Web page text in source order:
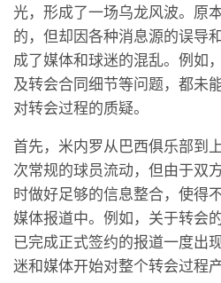
光，形成了一场乌龙风波。原
的，但却因各种消息源的误导
成了媒体和球迷的混乱。例如
及转会合同细节等问题，都未
对转会过程的质疑。
首先，米内罗从巴西俱乐部到
次常规的球员流动，但由于双
时做好足够的信息整合，使得
媒体报道中。例如，关于转会
已完成正式签约的报道一度出
迷和媒体开始对整个转会过程